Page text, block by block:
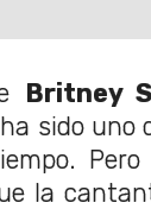
Britney
sido uno
Pero
la